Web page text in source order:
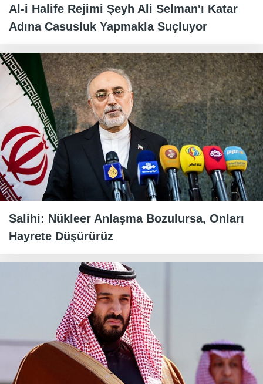
Al-i Halife Rejimi Şeyh Ali Selman'ı Katar
Adına Casusluk Yapmakla Suçluyor
Salihi: Nükleer Anlaşma Bozulursa, Onları
Hayrete Düşürürüz